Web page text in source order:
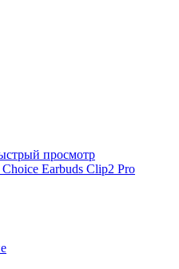
просмотр
Earbuds Clip2 Pro